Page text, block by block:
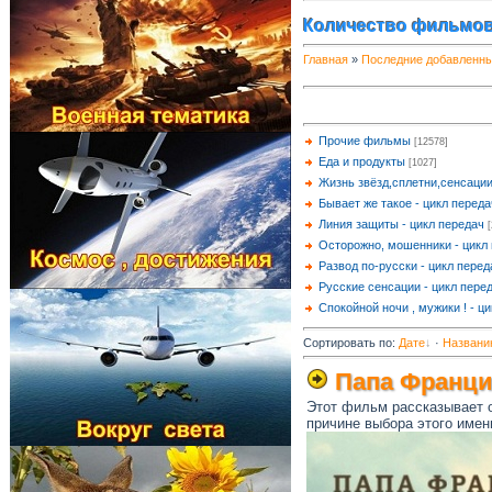
Количество
Главная » Последние
Прочие фильмы [12578]
Еда и продукты [1027]
Жизнь звёзд,сплетни,сенсации
Бывает же такое - цикл
Линия защиты - цикл передач
Осторожно, мошенники - цикл
Развод по-русски - цикл
Русские сенсации - цикл
Спокойной ночи , мужики ! -
Сортировать по: Дате ·
Папа
Этот фильм рассказывает
причине выбора этого